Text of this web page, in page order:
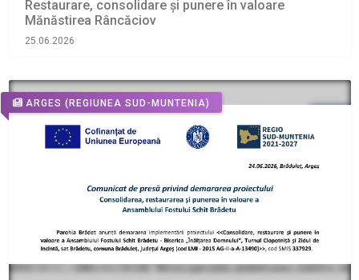
Restaurare, consolidare și punere în valoare
Mănăstirea Râncăciov
25.06.2026
ARGES (REGIUNEA SUD-MUNTENIA)